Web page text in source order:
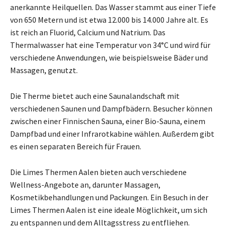
anerkannte Heilquellen. Das Wasser stammt aus einer Tiefe
von 650 Metern und ist etwa 12.000 bis 14.000 Jahre alt. Es
ist reich an Fluorid, Calcium und Natrium. Das
Thermalwasser hat eine Temperatur von 34°C und wird für
verschiedene Anwendungen, wie beispielsweise Bäder und
Massagen, genutzt.
Die Therme bietet auch eine Saunalandschaft mit
verschiedenen Saunen und Dampfbädern. Besucher können
zwischen einer Finnischen Sauna, einer Bio-Sauna, einem
Dampfbad und einer Infrarotkabine wählen. Außerdem gibt
es einen separaten Bereich für Frauen.
Die Limes Thermen Aalen bieten auch verschiedene
Wellness-Angebote an, darunter Massagen,
Kosmetikbehandlungen und Packungen. Ein Besuch in der
Limes Thermen Aalen ist eine ideale Möglichkeit, um sich
zu entspannen und dem Alltagsstress zu entfliehen.